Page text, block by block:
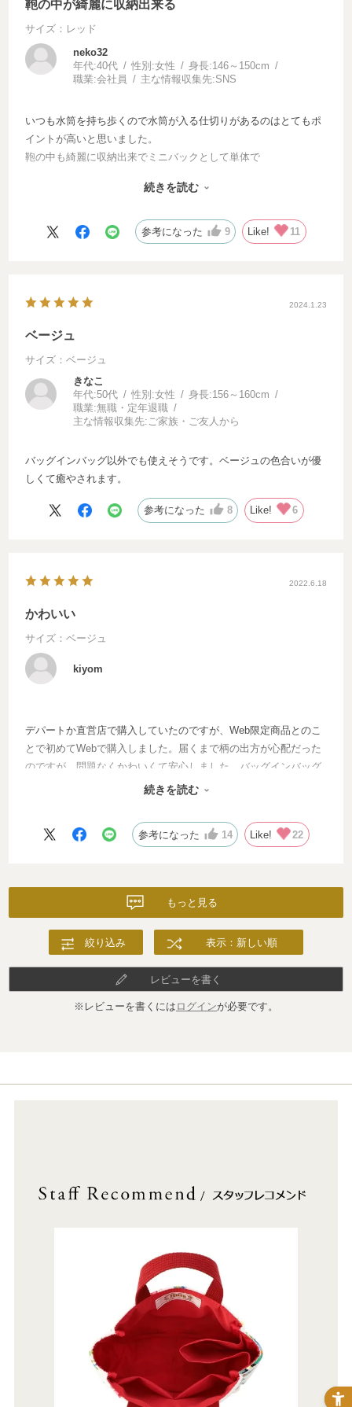
鞄の中が綺麗に収納出来る
サイズ：レッド
neko32
年代:40代 性別:女性 身長:146～150cm
職業:会社員 主な情報収集先:SNS
いつも水筒を持ち歩くので水筒が入る仕切りがあるのはとてもポ
イントが高いと思いました。
鞄の中も綺麗に収納出来でミニバックとして単体で
です。ずっとハイジ柄のバックインバックが欲しかったので再販
続きを読む
参考になった 9 Like! 11
2024.1.23
ベージュ
サイズ：ベージュ
きなこ
年代:50代 性別:女性 身長:156～160cm
職業:無職・定年退職
主な情報収集先: ご家族・ご友人から
バッグインバッグ以外でも使えそうです。ベージュの色合いが優
しくて癒やされます。
参考になった 8 Like! 6
2022.6.18
かわいい
サイズ：ベージュ
kiyom
デパートか直営店で購入していたのですが、Web限定商品とのこ
とで初めてWebで購入しました。届くまで柄の出方が心配だった
のですが、問題なくかわいくて安心しました。バッグインバッグ
としてこちらのミニトートを使うようになって、バッグやリュッ
続きを読む
参考になった 14 Like! 22
もっと見る
絞り込み 表示：新しい順
レビューを書く
※レビューを書くには ログインが必要です。